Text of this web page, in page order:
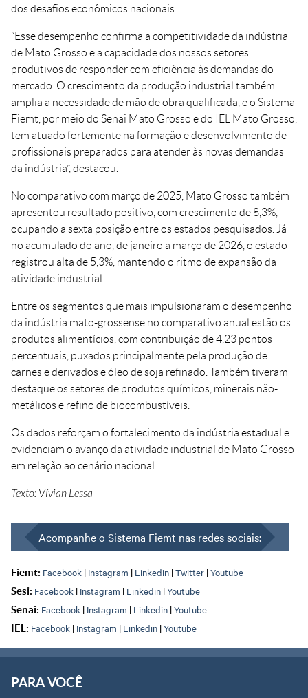
dos desafios econômicos nacionais.
“Esse desempenho confirma a competitividade da indústria
de Mato Grosso e a capacidade dos nossos setores
produtivos de responder com eficiência às demandas do
mercado. O crescimento da produção industrial também
amplia a necessidade de mão de obra qualificada, e o Sistema
Fiemt, por meio do Senai Mato Grosso e do IEL Mato Grosso,
tem atuado fortemente na formação e desenvolvimento de
profissionais preparados para atender às novas demandas
da indústria”, destacou.
No comparativo com março de 2025, Mato Grosso também
apresentou resultado positivo, com crescimento de 8,3%,
ocupando a sexta posição entre os estados pesquisados. Já
no acumulado do ano, de janeiro a março de 2026, o estado
registrou alta de 5,3%, mantendo o ritmo de expansão da
atividade industrial.
Entre os segmentos que mais impulsionaram o desempenho
da indústria mato-grossense no comparativo anual estão os
produtos alimentícios, com contribuição de 4,23 pontos
percentuais, puxados principalmente pela produção de
carnes e derivados e óleo de soja refinado. Também tiveram
destaque os setores de produtos químicos, minerais não-
metálicos e refino de biocombustíveis.
Os dados reforçam o fortalecimento da indústria estadual e
evidenciam o avanço da atividade industrial de Mato Grosso
em relação ao cenário nacional.
Texto: Vívian Lessa
Acompanhe o Sistema Fiemt nas redes sociais:
Fiemt: Facebook | Instagram | Linkedin |Twitter |Youtube
Sesi: Facebook | Instagram | Linkedin |Youtube
Senai: Facebook | Instagram | Linkedin |Youtube
IEL: Facebook | Instagram | Linkedin |Youtube
PARA VOCÊ